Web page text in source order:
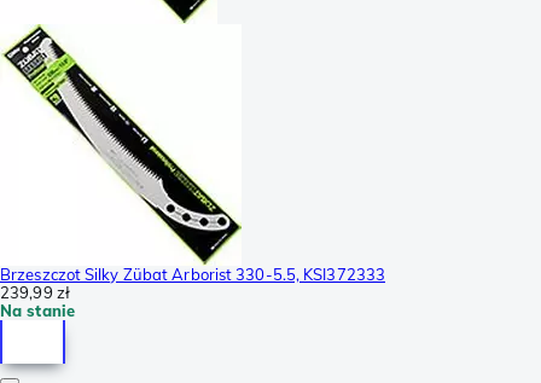
Brzeszczot Silky Zübat Arborist 330-5.5, KSI372333
239,99 zł
Na stanie